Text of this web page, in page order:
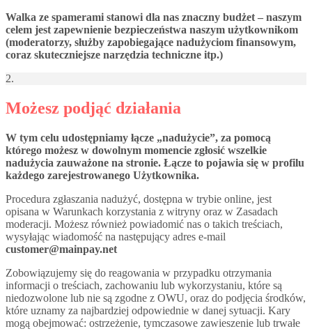
Walka ze spamerami stanowi dla nas znaczny budżet – naszym
celem jest zapewnienie bezpieczeństwa naszym użytkownikom
(moderatorzy, służby zapobiegające nadużyciom finansowym,
coraz skuteczniejsze narzędzia techniczne itp.)
2.
Możesz podjąć działania
W tym celu udostępniamy łącze „nadużycie”, za pomocą
którego możesz w dowolnym momencie zgłosić wszelkie
nadużycia zauważone na stronie. Łącze to pojawia się w profilu
każdego zarejestrowanego Użytkownika.
Procedura zgłaszania nadużyć, dostępna w trybie online, jest
opisana w Warunkach korzystania z witryny oraz w Zasadach
moderacji. Możesz również powiadomić nas o takich treściach,
wysyłając wiadomość na następujący adres e-mail
customer@mainpay.net
Zobowiązujemy się do reagowania w przypadku otrzymania
informacji o treściach, zachowaniu lub wykorzystaniu, które są
niedozwolone lub nie są zgodne z OWU, oraz do podjęcia środków,
które uznamy za najbardziej odpowiednie w danej sytuacji. Kary
mogą obejmować: ostrzeżenie, tymczasowe zawieszenie lub trwałe